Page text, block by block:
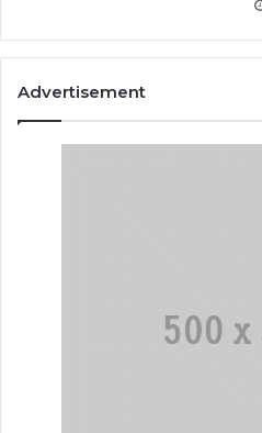
Advertisement